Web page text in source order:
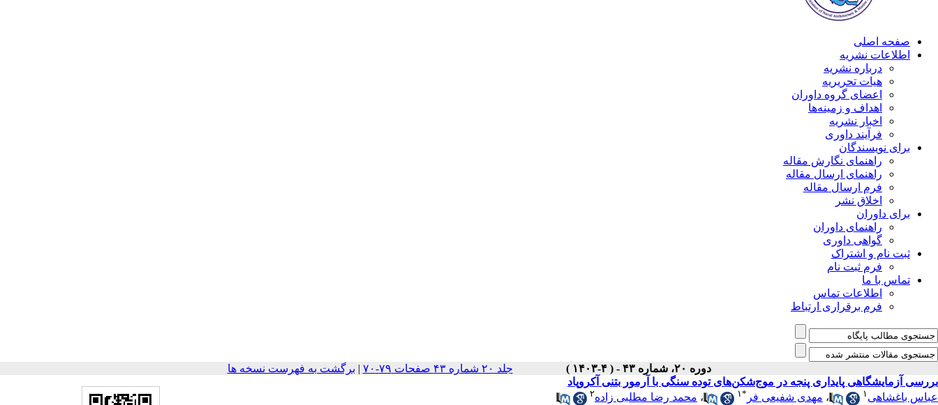
صفحه اصلی
اطلاعات نشریه
درباره نشریه
هیات تحریریه
اعضای گروه داوران
اهداف و زمینه‌ها
اخبار نشریه
فرآیند داوری
برای نویسندگان
راهنمای نگارش مقاله
راهنمای ارسال مقاله
فرم ارسال مقاله
اخلاق نشر
برای داوران
راهنمای داوران
گواهی داوری
ثبت نام و اشتراک
فرم ثبت نام
تماس با ما
اطلاعات تماس
فرم برقراری ارتباط
دوره ۲۰، شماره ۴۳ - ( ۴-۱۴۰۳ ) جلد ۲۰ شماره ۴۳ صفحات ۷۹-۷۰ | برگشت به فهرست نسخه ها
بررسی آزمایشگاهی پایداری پنجه در موج‌شکن‌های توده سنگی با آرمور بتنی آکروپاد
عباس باغشاهی ۱ ، مهدی شفیعی فر *۱ ، محمد رضا مطلبی زاده۲